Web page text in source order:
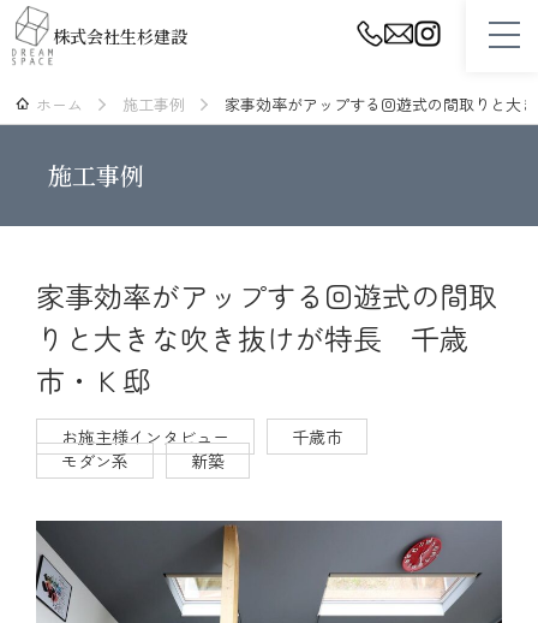
株式会社生杉建設
ホーム
設計・プランニング
性能・品質・保証
スタッフ紹介
生杉建設について
施工事例
リフォーム
見学会・モデルハウス
ブログ
ホーム 施工事例 家事効率がアップする回遊式の間取りと大
施工事例
家事効率がアップする回遊式の間取
りと大きな吹き抜けが特長 千歳
市・Ｋ邸
お施主様インタビュー
千歳市
モダン系
新築